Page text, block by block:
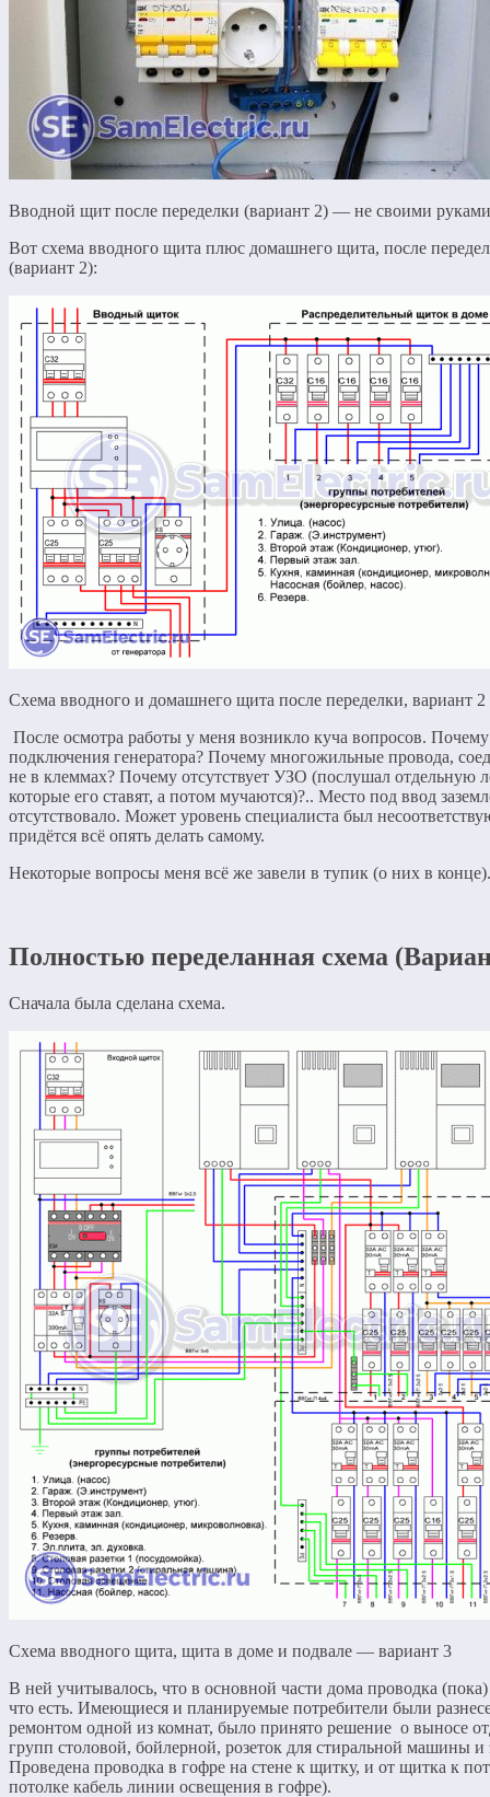
Вводной щит после переделки (вариант 2) — не своими руками
Вот схема вводного щита плюс домашнего щита, после
(вариант 2):
Схема вводного и домашнего щита после переделки, вариант 2
После осмотра работы у меня возникло куча вопросов. Почему
подключения генератора? Почему многожильные провода,
не в клеммах? Почему отсутствует УЗО (послушал отдельную
которые его ставят, а потом мучаются)?.. Место под ввод
отсутствовало. Может уровень специалиста был
придётся всё опять делать самому.
Некоторые вопросы меня всё же завели в тупик (о них в конце).
Полностью переделанная схема
Сначала была сделана схема.
Схема вводного щита, щита в доме и подвале — вариант 3
В ней учитывалось, что в основной части дома проводка (пока)
что есть. Имеющиеся и планируемые потребители были
ремонтом одной из комнат, было принято решение о выносе
групп столовой, бойлерной, розеток для стиральной машины и
Проведена проводка в гофре на стене к щитку, и от щитка к
потолке кабель линии освещения в гофре).